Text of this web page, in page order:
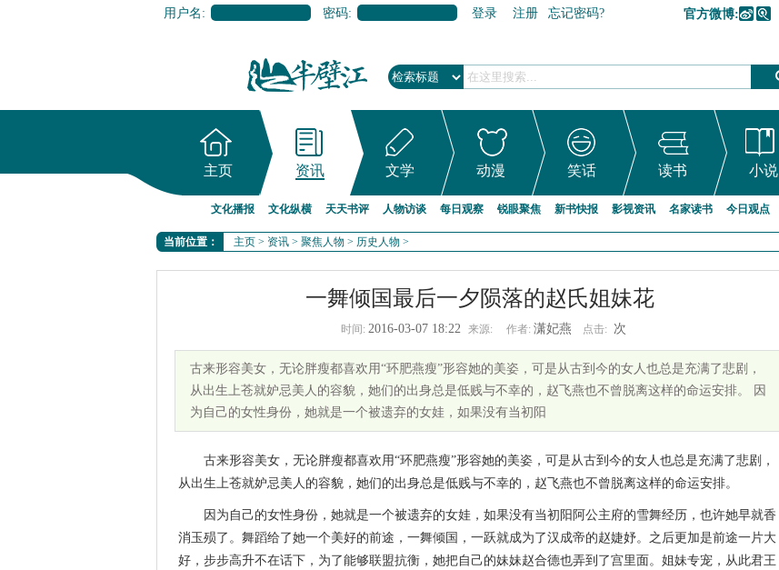
用户名: 密码: 登录 注册 忘记密码? 官方微博:
主页 资讯 文学 动漫 笑话 读书 小说
文化播报 文化纵横 天天书评 人物访谈 每日观察 锐眼聚焦 新书快报 影视资讯 名家读书 今日观点
当前位置： 主页 > 资讯 > 聚焦人物 > 历史人物 >
一舞倾国最后一夕陨落的赵氏姐妹花
时间: 2016-03-07 18:22 来源: 作者: 潇妃燕 点击: 次
古来形容美女，无论胖瘦都喜欢用“环肥燕瘦”形容她的美姿，可是从古到今的女人也总是充满了悲剧，
从出生上苍就妒忌美人的容貌，她们的出身总是低贱与不幸的，赵飞燕也不曾脱离这样的命运安排。 因
为自己的女性身份，她就是一个被遗弃的女娃，如果没有当初阳
古来形容美女，无论胖瘦都喜欢用“环肥燕瘦”形容她的美姿，可是从古到今的女人也总是充满了悲剧，
从出生上苍就妒忌美人的容貌，她们的出身总是低贱与不幸的，赵飞燕也不曾脱离这样的命运安排。
因为自己的女性身份，她就是一个被遗弃的女娃，如果没有当初阳阿公主府的雪舞经历，也许她早就香
消玉殒了。舞蹈给了她一个美好的前途，一舞倾国，一跃就成为了汉成帝的赵婕妤。之后更加是前途一片大
好，步步高升不在话下，为了能够联盟抗衡，她把自己的妹妹赵合德也弄到了宫里面。姐妹专宠，从此君王